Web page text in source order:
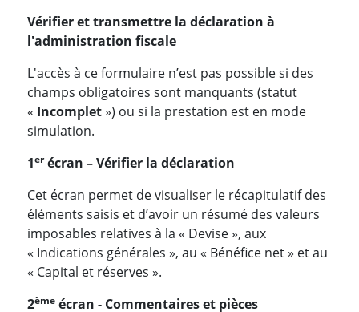
Vérifier et transmettre la déclaration à
l'administration fiscale
L'accès à ce formulaire n’est pas possible si des
champs obligatoires sont manquants (statut
« Incomplet») ou si la prestation est en mode
simulation.
1erécran – Vérifier la déclaration
Cet écran permet de visualiser le récapitulatif des
éléments saisis et d’avoir un résumé des valeurs
imposables relatives à la « Devise », aux
« Indications générales », au « Bénéfice net » et au
« Capital et réserves ».
2ème écran - Commentaires et pièces